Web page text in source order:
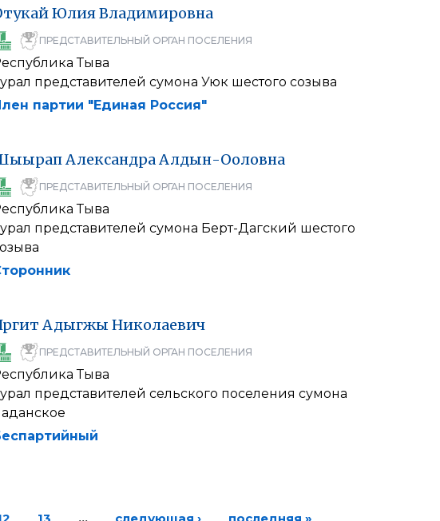
ЮлияВладимировна
ПРЕДСТАВИТЕЛЬНЫЙ ОРГАН ПОСЕЛЕНИЯ
Тыва
представителей сумона Уюк шестого созыва
партии "Единая Россия"
АлександраАлдын-Ооловна
ПРЕДСТАВИТЕЛЬНЫЙ ОРГАН ПОСЕЛЕНИЯ
Тыва
представителей сумона Берт-Дагский шестого
АдыгжыНиколаевич
ПРЕДСТАВИТЕЛЬНЫЙ ОРГАН ПОСЕЛЕНИЯ
Тыва
представителей сельского поселения сумона